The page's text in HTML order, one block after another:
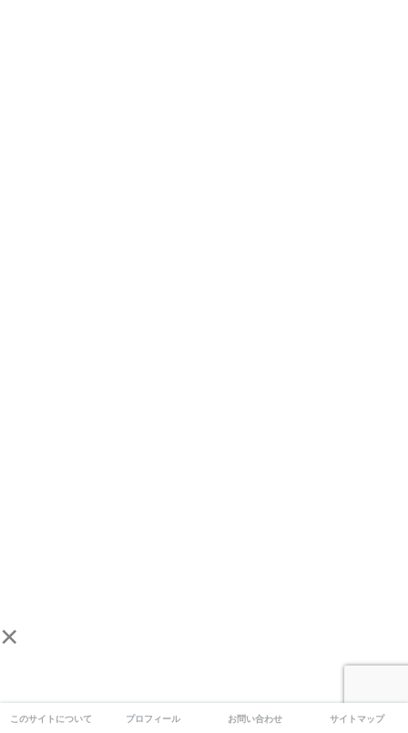
×
このサイトについて プロフィール お問い合わせ サイトマップ